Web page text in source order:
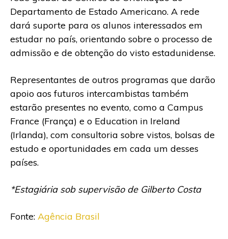
Departamento de Estado Americano. A rede
dará suporte para os alunos interessados em
estudar no país, orientando sobre o processo de
admissão e de obtenção do visto estadunidense.
Representantes de outros programas que darão
apoio aos futuros intercambistas também
estarão presentes no evento, como a Campus
France (França) e o Education in Ireland
(Irlanda), com consultoria sobre vistos, bolsas de
estudo e oportunidades em cada um desses
países.
*Estagiária sob supervisão de Gilberto Costa
Fonte: Agência Brasil